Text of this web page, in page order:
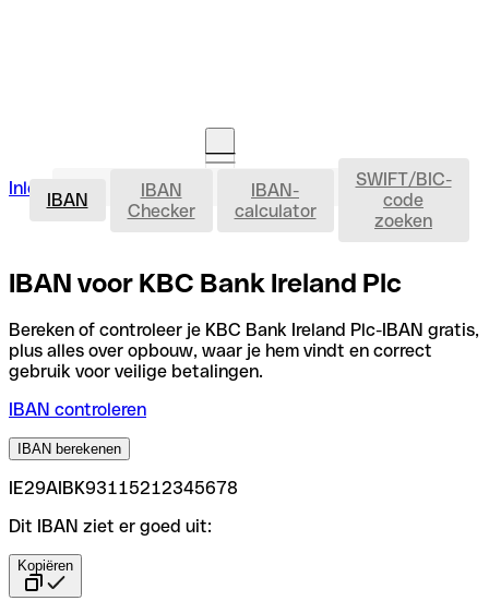
Inloggen Rekening openen IBAN
IBAN
IBAN
Checker
IBAN-
calculator
SWIFT/BIC-
code
zoeken
IBAN voor KBC Bank Ireland Plc
Bereken of controleer je KBC Bank Ireland Plc-IBAN gratis,
plus alles over opbouw, waar je hem vindt en correct
gebruik voor veilige betalingen.
IBAN controleren
IBAN berekenen
IE29AIBK93115212345678
Dit IBAN ziet er goed uit:
Kopiëren